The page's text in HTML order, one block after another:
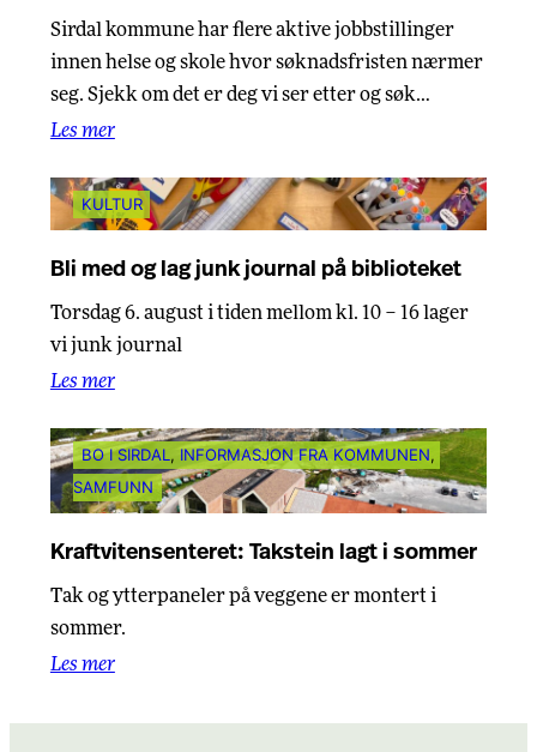
Sirdal kommune har flere aktive jobbstillinger
innen helse og skole hvor søknadsfristen nærmer
seg. Sjekk om det er deg vi ser etter og søk…
Les mer
KULTUR
Bli med og lag junk journal på biblioteket
Torsdag 6. august i tiden mellom kl. 10 – 16 lager
vi junk journal
Les mer
BO I SIRDAL, INFORMASJON FRA KOMMUNEN
SAMFUNN
Kraftvitensenteret: Takstein lagt i sommer
Tak og ytterpaneler på veggene er montert i
sommer.
Les mer